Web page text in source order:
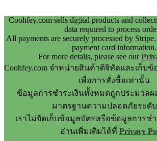
Coohfey.com sells digital products and
data required to process
All payments are securely processed by
payment card information.
For more details, please see our
Coohfey.com จำหน่ายสินค้าดิจิทัลและเก็บ
เพื่อการสั่งซื้อเท่านั้น
ข้อมูลการชำระเงินทั้งหมดถูกประมวลผ
มาตรฐานความปลอดภัยระดั
เราไม่จัดเก็บข้อมูลบัตรหรือข้อมูลการช
อ่านเพิ่มเติมได้ที่ Privacy